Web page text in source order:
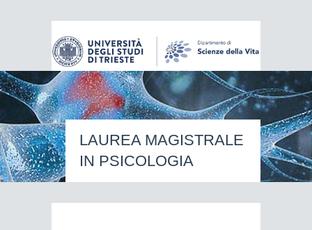
LAUREA MAGISTRALE
IN PSICOLOGIA